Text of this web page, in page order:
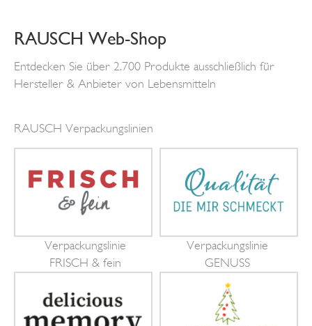
RAUSCH Web-Shop
Entdecken Sie über 2.700 Produkte ausschließlich für
Hersteller & Anbieter von Lebensmitteln
RAUSCH Verpackungslinien
Verpackungslinie
FRISCH & fein
Verpackungslinie
GENUSS